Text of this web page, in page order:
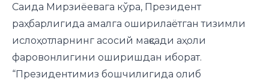
Саида Мирзиёевага кўра, Президент
раҳбарлигида амалга оширилаётган тизимли
ислоҳотларнинг асосий мақсади аҳоли
фаровонлигини оширишдан иборат.
“Президентимиз бошчилигида олиб